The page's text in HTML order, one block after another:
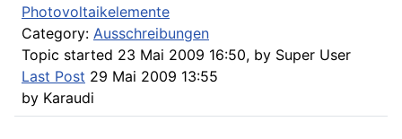
Photovoltaikelemente
Category: Ausschreibungen
Topic started 23 Mai 2009 16:50, by Super User
Last Post 29 Mai 2009 13:55
by Karaudi